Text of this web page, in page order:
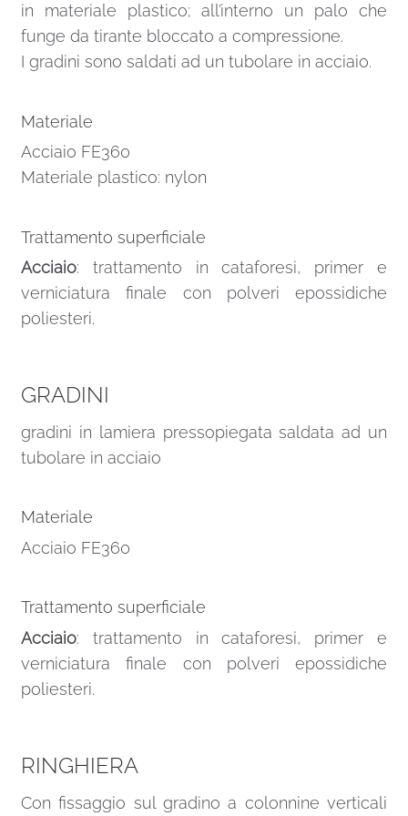
in materiale plastico; all’interno un palo che
funge da tirante bloccato a compressione.
I gradini sono saldati ad un tubolare in acciaio.
Materiale
Acciaio FE360
Materiale plastico: nylon
Trattamento superficiale
Acciaio: trattamento in cataforesi, primer e
verniciatura finale con polveri epossidiche
poliesteri.
GRADINI
gradini in lamiera pressopiegata saldata ad un
tubolare in acciaio
Materiale
Acciaio FE360
Trattamento superficiale
Acciaio: trattamento in cataforesi, primer e
verniciatura finale con polveri epossidiche
poliesteri.
RINGHIERA
Con fissaggio sul gradino a colonnine verticali